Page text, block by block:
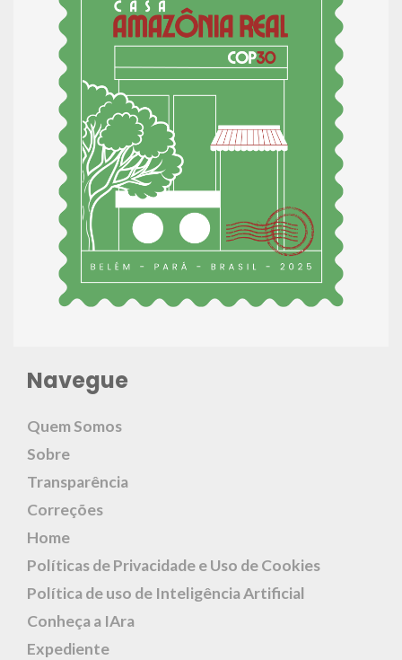
Navegue
Quem Somos
Sobre
Transparência
Correções
Home
Políticas de Privacidade e Uso de Cookies
Política de uso de Inteligência Artificial
Conheça a IAra
Expediente